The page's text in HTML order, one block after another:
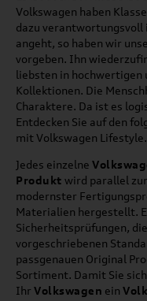
Volkswagen haben
dazu verantwortungsvoll
angeht, so haben wir
vorgeben. Ihn
liebsten in hochwertigen
Kollektionen. Die
Charaktere. Da ist es
Entdecken Sie auf den
mit Volkswagen
Jedes einzelne
Produkt wird parallel
modernster
Materialien hergestellt.
Sicherheitsprüfungen,
vorgeschriebenen
passgenauen Original
Sortiment. Damit Sie
Ihr Volkswagen ein